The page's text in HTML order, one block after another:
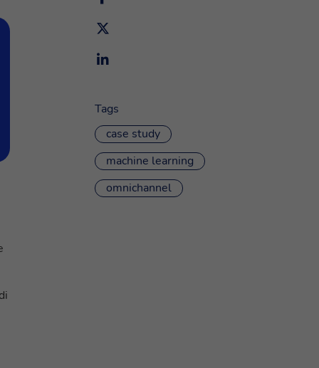
Tags
case study
machine learning
omnichannel